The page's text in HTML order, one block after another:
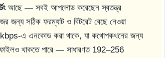
আছে — সবই আপলোড করেছেন স্বতন্ত্র
জন্য সঠিক ফরম্যাট ও বিটরেট বেছে নেওয়া
এ এনকোড করা থাকে, যা কথোপকথনের জন্য
থাকতে পারে — সাধারণত 192–256